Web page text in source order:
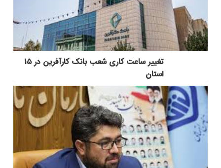
تغییر ساعت کاری شعب بانک کارآفرین در ۱۵
استان